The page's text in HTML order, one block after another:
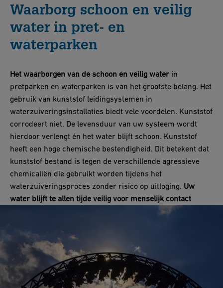
Waarborg schoon en veilig
water in pret- en
waterparken
Het waarborgen van de schoon en veilig water in
pretparken en waterparken is van het grootste belang. Het
gebruik van kunststof leidingsystemen in
waterzuiveringsinstallaties biedt vele voordelen. Kunststof
corrodeert niet. De levensduur van uw systeem wordt
hierdoor verlengt én het water blijft schoon. Kunststof
heeft een hoge chemische bestendigheid. Dit betekent dat
kunststof bestand is tegen de verschillende agressieve
chemicaliën die gebruikt worden tijdens het
waterzuiveringsproces zonder risico op uitloging. Uw
water blijft te allen tijde veilig voor menselijk contact